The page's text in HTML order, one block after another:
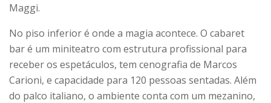
Maggi.
No piso inferior é onde a magia acontece. O cabaret
bar é um miniteatro com estrutura profissional para
receber os espetáculos, tem cenografia de Marcos
Carioni, e capacidade para 120 pessoas sentadas. Além
do palco italiano, o ambiente conta com um mezanino,